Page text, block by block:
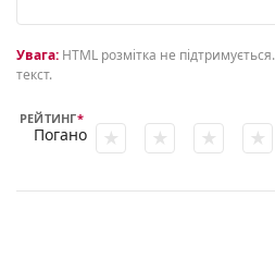
Увага: HTML розмітка не
текст.
РЕЙТИНГ
Погано